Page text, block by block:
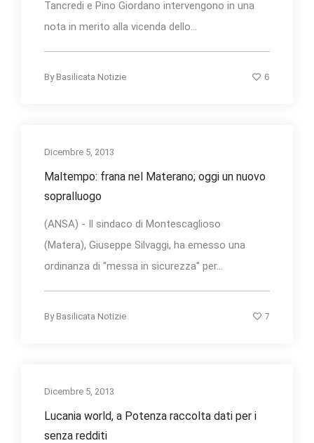
Tancredi e Pino Giordano intervengono in una
nota in merito alla vicenda dello...
By Basilicata Notizie 6
Dicembre 5, 2013
Maltempo: frana nel Materano; oggi un nuovo
sopralluogo
(ANSA) - Il sindaco di Montescaglioso
(Matera), Giuseppe Silvaggi, ha emesso una
ordinanza di ''messa in sicurezza'' per...
By Basilicata Notizie 7
Dicembre 5, 2013
Lucania world, a Potenza raccolta dati per i
senza redditi